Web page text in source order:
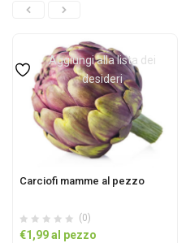
Aggiungi alla lista dei
desideri
Carciofi mamme al pezzo
(0)
€1,99al pezzo